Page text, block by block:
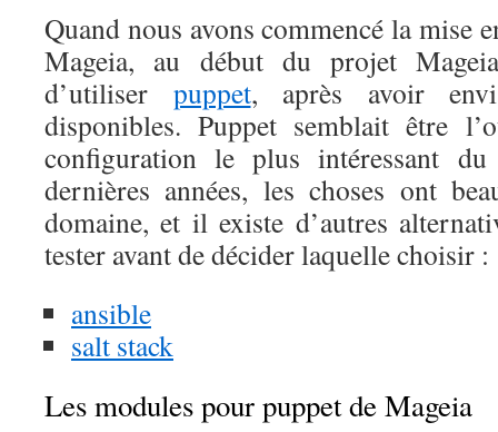
Quand nous avons commencé la mise
Mageia, au début du projet
d’utiliser puppet, après avoir
disponibles. Puppet semblait être
configuration le plus intéressant
dernières années, les choses ont
domaine, et il existe d’autres
tester avant de décider laquelle choisir :
ansible
salt stack
Les modules pour puppet de Mageia